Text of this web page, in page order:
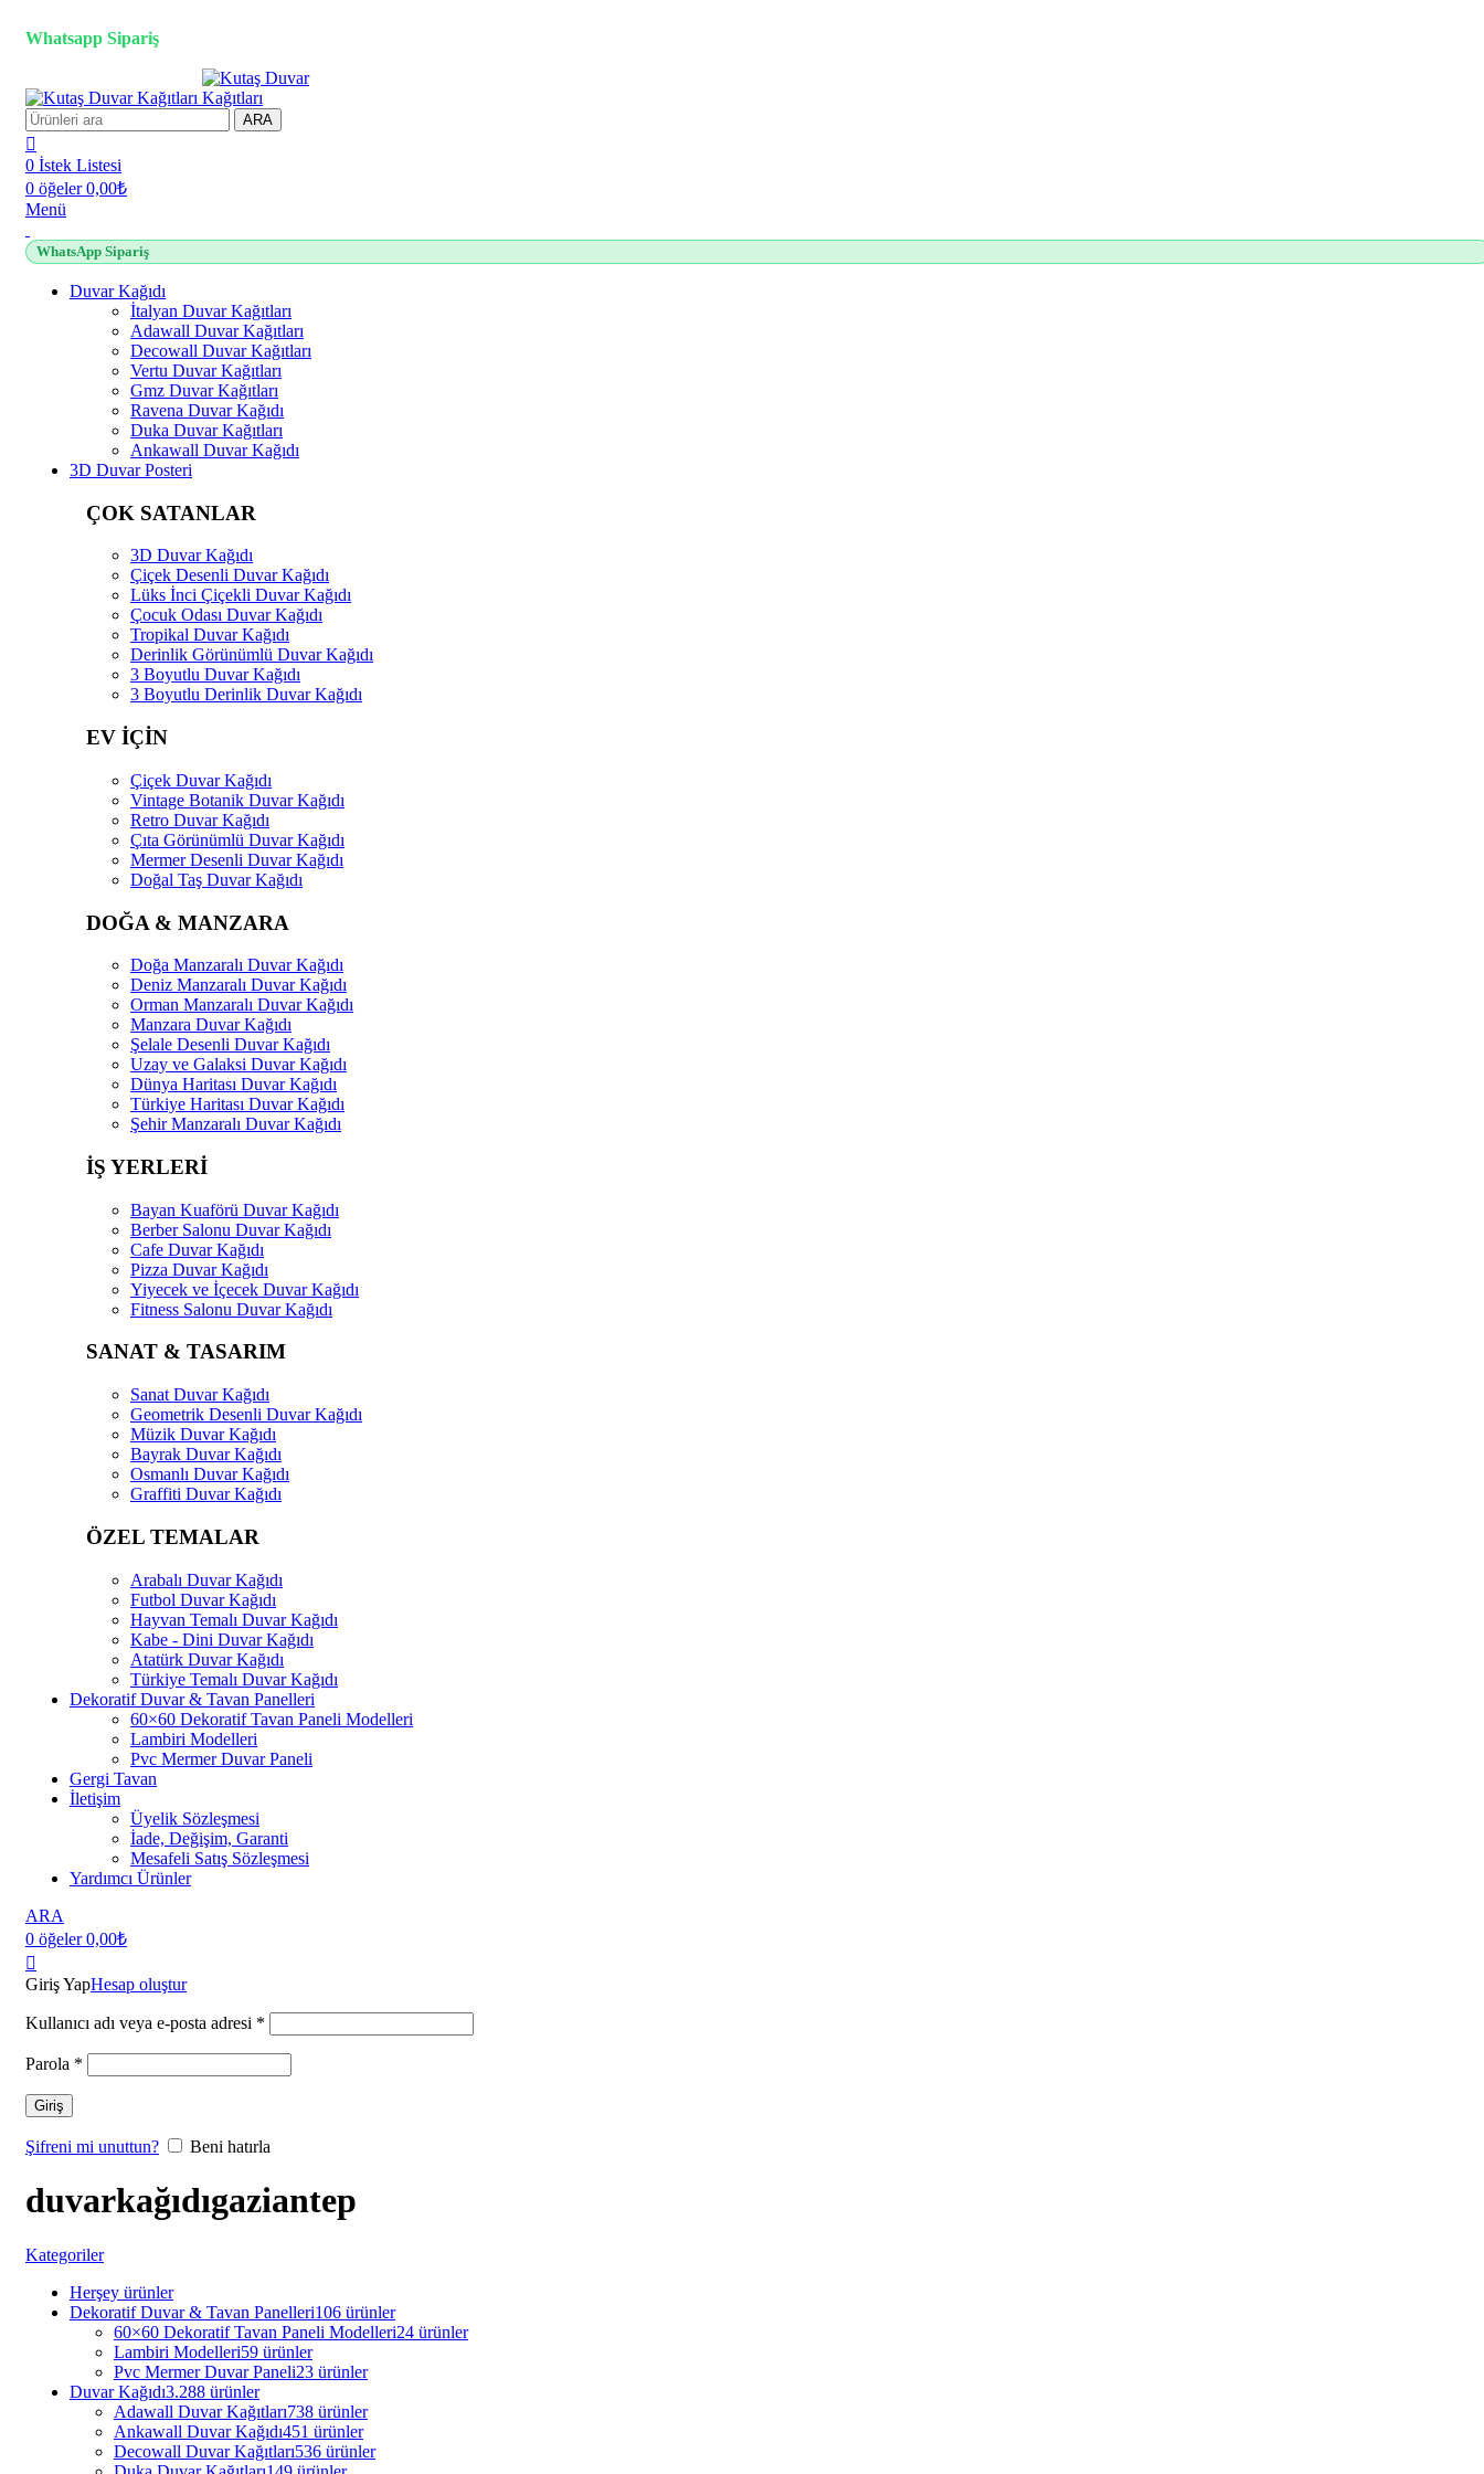
Whatsapp Sipariş
ARA
0 İstek Listesi
0 öğeler 0,00₺
Menü
WhatsApp Sipariş
Duvar Kağıdı
İtalyan Duvar Kağıtları
Adawall Duvar Kağıtları
Decowall Duvar Kağıtları
Vertu Duvar Kağıtları
Gmz Duvar Kağıtları
Ravena Duvar Kağıdı
Duka Duvar Kağıtları
Ankawall Duvar Kağıdı
3D Duvar Posteri
ÇOK SATANLAR
3D Duvar Kağıdı
Çiçek Desenli Duvar Kağıdı
Lüks İnci Çiçekli Duvar Kağıdı
Çocuk Odası Duvar Kağıdı
Tropikal Duvar Kağıdı
Derinlik Görünümlü Duvar Kağıdı
3 Boyutlu Duvar Kağıdı
3 Boyutlu Derinlik Duvar Kağıdı
EV İÇİN
Çiçek Duvar Kağıdı
Vintage Botanik Duvar Kağıdı
Retro Duvar Kağıdı
Çıta Görünümlü Duvar Kağıdı
Mermer Desenli Duvar Kağıdı
Doğal Taş Duvar Kağıdı
DOĞA & MANZARA
Doğa Manzaralı Duvar Kağıdı
Deniz Manzaralı Duvar Kağıdı
Orman Manzaralı Duvar Kağıdı
Manzara Duvar Kağıdı
Şelale Desenli Duvar Kağıdı
Uzay ve Galaksi Duvar Kağıdı
Dünya Haritası Duvar Kağıdı
Türkiye Haritası Duvar Kağıdı
Şehir Manzaralı Duvar Kağıdı
İŞ YERLERİ
Bayan Kuaförü Duvar Kağıdı
Berber Salonu Duvar Kağıdı
Cafe Duvar Kağıdı
Pizza Duvar Kağıdı
Yiyecek ve İçecek Duvar Kağıdı
Fitness Salonu Duvar Kağıdı
SANAT & TASARIM
Sanat Duvar Kağıdı
Geometrik Desenli Duvar Kağıdı
Müzik Duvar Kağıdı
Bayrak Duvar Kağıdı
Osmanlı Duvar Kağıdı
Graffiti Duvar Kağıdı
ÖZEL TEMALAR
Arabalı Duvar Kağıdı
Futbol Duvar Kağıdı
Hayvan Temalı Duvar Kağıdı
Kabe - Dini Duvar Kağıdı
Atatürk Duvar Kağıdı
Türkiye Temalı Duvar Kağıdı
Dekoratif Duvar & Tavan Panelleri
60×60 Dekoratif Tavan Paneli Modelleri
Lambiri Modelleri
Pvc Mermer Duvar Paneli
Gergi Tavan
İletişim
Üyelik Sözleşmesi
İade, Değişim, Garanti
Mesafeli Satış Sözleşmesi
Yardımcı Ürünler
ARA
0 öğeler 0,00₺
Giriş YapHesap oluştur
Kullanıcı adı veya e-posta adresi *
Parola *
Giriş
Şifreni mi unuttun? Beni hatırla
duvarkağıdıgaziantep
Kategoriler
Herşey ürünler
Dekoratif Duvar & Tavan Panelleri106 ürünler
60×60 Dekoratif Tavan Paneli Modelleri24 ürünler
Lambiri Modelleri59 ürünler
Pvc Mermer Duvar Paneli23 ürünler
Duvar Kağıdı3.288 ürünler
Adawall Duvar Kağıtları738 ürünler
Ankawall Duvar Kağıdı451 ürünler
Decowall Duvar Kağıtları536 ürünler